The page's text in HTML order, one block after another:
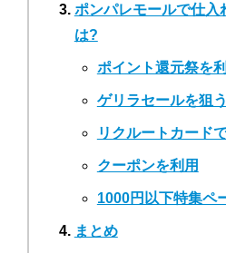
ポンパレモールで仕入
は?
ポイント還元祭を
ゲリラセールを狙う
リクルートカード
クーポンを利用
1000円以下特集ペ
まとめ